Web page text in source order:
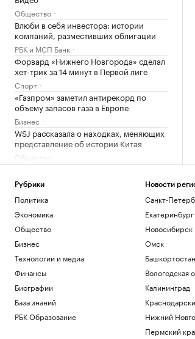
Общество
Влюби в себя инвестора: истории
компаний, разместивших облигации
РБК и МСП Банк
Форвард «Нижнего Новгорода» сделал
хет-трик за 14 минут в Первой лиге
Спорт
«Газпром» заметил антирекорд по
объему запасов газа в Европе
Бизнес
WSJ рассказала о находках, меняющих
представление об истории Китая
Общество
эмиратской госнефтекомпании
Российские военные ударили по целям
в портах Николаев и Одесса
Политика
В Болгарии назвали упавший
Политика
Что нового построят на Ходынском
поле
РБК и Stone
Гастрогиды по России: от аутентичных
ферм и ресторанов до отелей
Рубрики
Политика
Экономика
Общество
Бизнес
Технологии и медиа
Финансы
Биографии
База знаний
РБК Образование
Новости
Санкт-
Екатеринбург
Новосибирск
Омск
Башкортостан
Вологодская
Калининград
Нижний
Пермский